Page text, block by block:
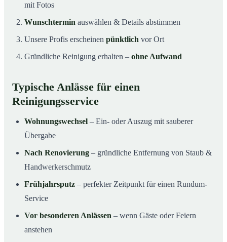
mit Fotos
Wunschtermin auswählen & Details abstimmen
Unsere Profis erscheinen pünktlich vor Ort
Gründliche Reinigung erhalten – ohne Aufwand
Typische Anlässe für einen
Reinigungsservice
Wohnungswechsel – Ein- oder Auszug mit sauberer
Übergabe
Nach Renovierung – gründliche Entfernung von Staub &
Handwerkerschmutz
Frühjahrsputz – perfekter Zeitpunkt für einen Rundum-
Service
Vor besonderen Anlässen – wenn Gäste oder Feiern
anstehen